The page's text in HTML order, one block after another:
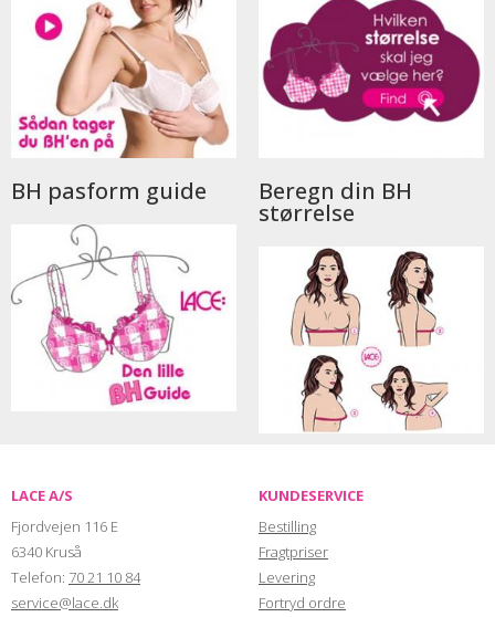
BH pasform guide Beregn din BH
størrelse
LACE A/S
Fjordvejen 116 E
6340 Kruså
Telefon: 70 21 10 84
service@lace.dk
KUNDESERVICE
Bestilling
Fragtpriser
Levering
Fortryd ordre